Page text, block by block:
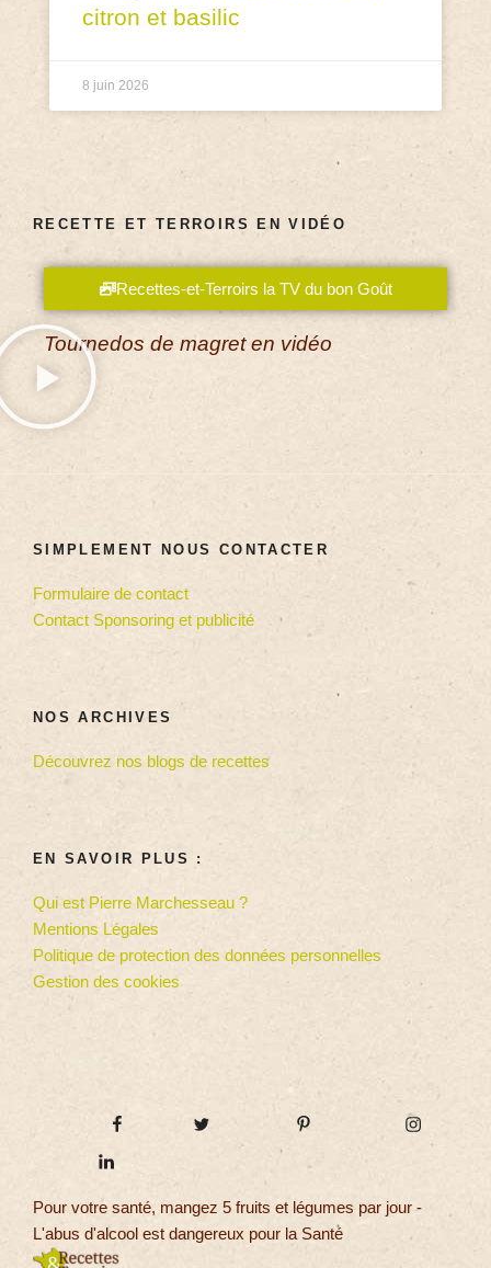
citron et basilic
8 juin 2026
RECETTE ET TERROIRS EN VIDÉO
Recettes-et-Terroirs la TV du bon Goût
Tournedos de magret en vidéo
SIMPLEMENT NOUS CONTACTER
Formulaire de contact
Contact Sponsoring et publicité
NOS ARCHIVES
Découvrez nos blogs de recettes
EN SAVOIR PLUS :
Qui est Pierre Marchesseau ?
Mentions Légales
Politique de protection des données personnelles
Gestion des cookies
Pour votre santé, mangez 5 fruits et légumes par jour -
L'abus d'alcool est dangereux pour la Santé